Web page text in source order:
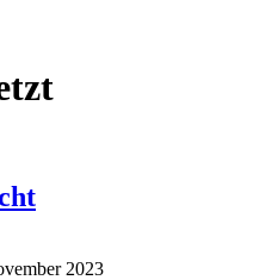
2023